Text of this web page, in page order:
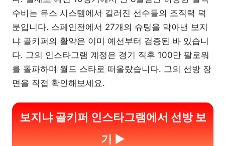
수비는 유스 시스템에서 길러진 선수들의 조직력 덕
분입니다. 스페인전에서 27개의 슈팅을 막아낸 보지
냐 골키퍼의 활약은 이미 예선부터 검증된 바 있습니
다. 그의 인스타그램 계정은 경기 직후 100만 팔로워
를 돌파하며 월드 스타로 떠올랐습니다. 그의 선방 장
면을 직접 확인해보세요.
보지냐 골키퍼 인스타그램에서 선방 보
기 ▶